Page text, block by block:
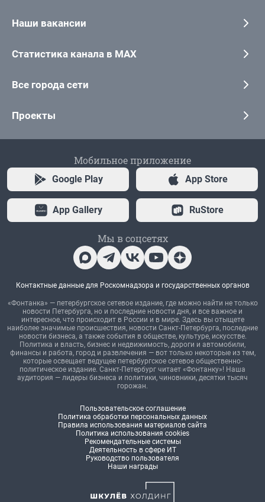
Наши вакансии
Статистика канала в MAX
Все города сети
Проекты
Мобильное приложение
Google Play App Store
App Gallery RuStore
Мы в соцсетях
Контактные данные для Роскомнадзора и государственных органов
«Фонтанка» — петербургское сетевое издание, где можно найти не только
новости Петербурга, но и последние новости дня, и все важное и
интересное, что происходит в России и в мире. Здесь вы отыщете
наиболее значимые происшествия, новости Санкт-Петербурга, последние
новости бизнеса, а также события в обществе, культуре, искусстве.
Политика и власть, бизнес и недвижимость, дороги и автомобили,
финансы и работа, город и развлечения — вот только некоторые из тем,
которые освещает ведущее петербургское сетевое общественно-
политическое издание. Санкт-Петербург читает «Фонтанку»! Наша
аудитория — лидеры бизнеса и политики, чиновники, десятки тысяч
горожан.
Пользовательское соглашение
Политика обработки персональных данных
Правила использования материалов сайта
Политика использования cookies
Рекомендательные системы
Деятельность в сфере ИТ
Руководство пользователя
Наши награды